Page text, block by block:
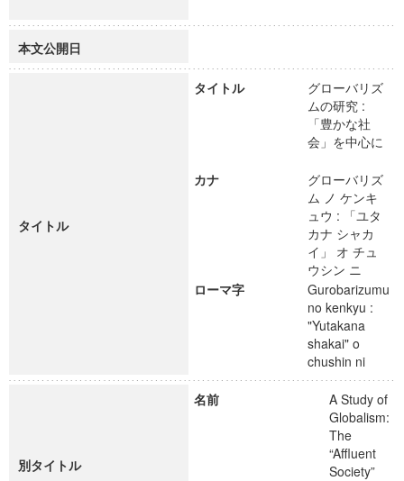
本文公開日
タイトル
タイトル
グローバリズ
ムの研究 :
「豊かな社
会」を中心に
カナ
グローバリズ
ム ノ ケンキ
ュウ : 「ユタ
カナ シャカ
イ」 オ チュ
ウシン ニ
ローマ字
Gurobarizumu
no kenkyu :
"Yutakana
shakai" o
chushin ni
別タイトル
名前
A Study of
Globalism:
The
“Affluent
Society”